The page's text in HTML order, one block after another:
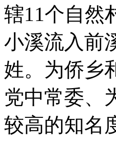
辖11个自然
小溪流入前
姓。为侨乡
党中常委、
较高的知名